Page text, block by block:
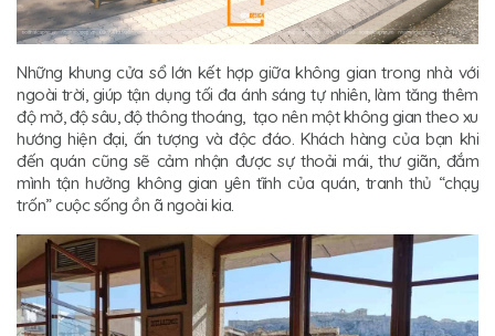
Những khung cửa sổ lớn kết hợp giữa không gian trong nhà với
ngoài trời, giúp tận dụng tối đa ánh sáng tự nhiên, làm tăng thêm
độ mở, độ sâu, độ thông thoáng, tạo nên một không gian theo xu
hướng hiện đại, ấn tượng và độc đáo. Khách hàng của bạn khi
đến quán cũng sẽ cảm nhận được sự thoải mái, thư giãn, đắm
mình tận hưởng không gian yên tĩnh của quán, tranh thủ “chạy
trốn” cuộc sống ồn ã ngoài kia.